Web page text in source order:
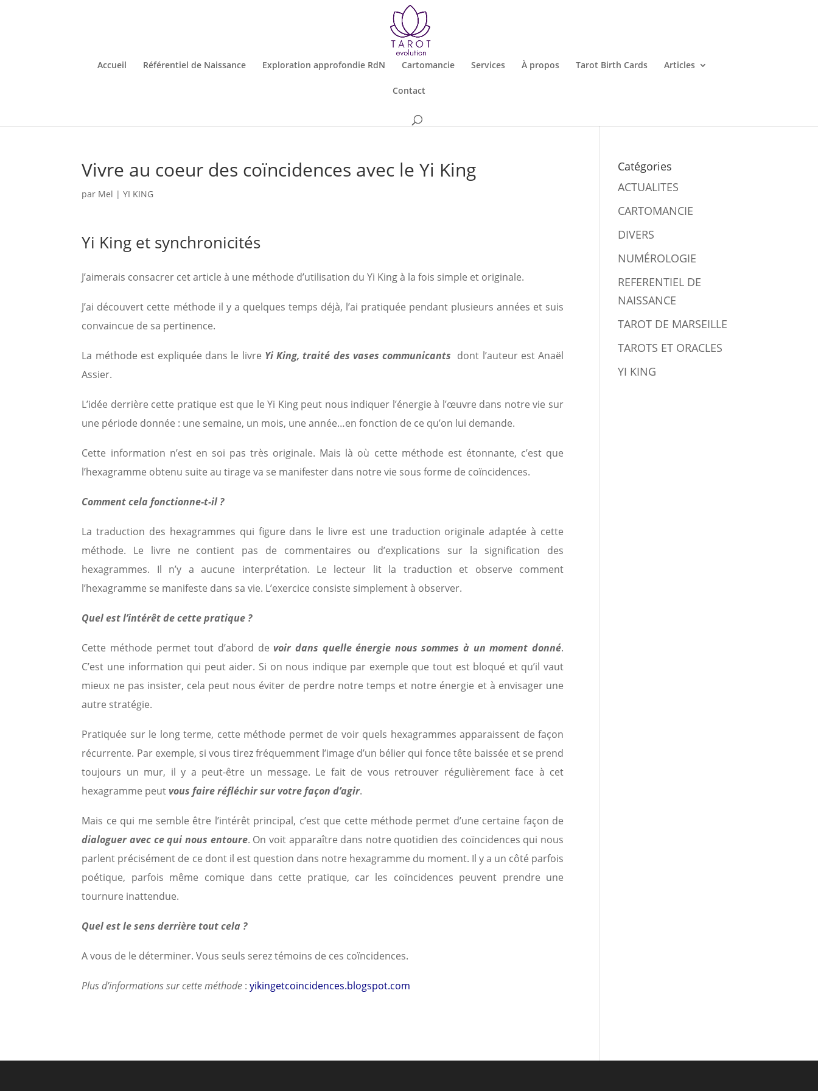
Accueil Référentiel de Naissance Exploration approfondie RdN Cartomancie Services À propos Tarot Birth Cards Articles
Contact
Vivre au coeur des coïncidences avec le Yi King
par Mel |YI KING
Yi King et synchronicités
J’aimerais consacrer cet article à une méthode d’utilisation du Yi King à la fois simple et originale.
J’ai découvert cette méthode il y a quelques temps déjà, l’ai pratiquée pendant plusieurs années et suis
convaincue de sa pertinence.
La méthode est expliquée dans le livre Yi King, traité des vases communicants dont l’auteur est Anaël
Assier.
L’idée derrière cette pratique est que le Yi King peut nous indiquer l’énergie à l’œuvre dans notre vie sur
une période donnée : une semaine, un mois, uneannée…en fonction de ce qu’on lui demande.
Cette information n’est en soi pas très originale. Mais là où cette méthode est étonnante, c’est que
l’hexagramme obtenu suite au tirage va se manifester dans notre vie sous forme de coïncidences.
Comment cela fonctionne-t-il ?
La traduction des hexagrammes qui figure dans le livre est une traduction originale adaptée à cette
méthode. Le livre ne contient pas de commentaires ou d’explications sur la signification des
hexagrammes. Il n’y a aucune interprétation. Le lecteur lit la traduction et observe comment
l’hexagramme se manifeste dans sa vie. L’exercice consiste simplement à observer.
Quel est l’intérêt de cette pratique ?
Cette méthode permet tout d’abord de voir dans quelle énergie nous sommes à un moment donné.
C’est une information qui peut aider. Si on nous indique par exemple que tout est bloqué et qu’il vaut
mieux ne pas insister, cela peut nous éviter de perdre notre temps et notre énergie et à envisager une
autre stratégie.
Pratiquée sur le long terme, cette méthode permet de voir quels hexagrammes apparaissent de façon
récurrente. Par exemple, si vous tirez fréquemment l’image d’un bélier qui fonce tête baissée et se prend
toujours un mur, il y a peut-être un message. Le fait de vous retrouver régulièrement face à cet
hexagramme peut vous faire réfléchir sur votre façon d’agir.
Mais ce qui me semble être l’intérêt principal, c’est que cette méthode permet d’une certaine façon de
dialoguer avec ce qui nous entoure. On voit apparaître dans notre quotidien des coïncidences qui nous
parlent précisément de ce dont il est question dans notre hexagramme du moment. Il y a un côté parfois
poétique, parfois même comique dans cette pratique, car les coïncidences peuvent prendre une
tournure inattendue.
Quel est le sens derrière tout cela ?
A vous de le déterminer. Vous seuls serez témoins de ces coïncidences.
Plus d’informations sur cette méthode :yikingetcoincidences.blogspot.com
Catégories
ACTUALITES
CARTOMANCIE
DIVERS
NUMÉROLOGIE
REFERENTIEL DE
NAISSANCE
TAROT DE MARSEILLE
TAROTS ET ORACLES
YI KING